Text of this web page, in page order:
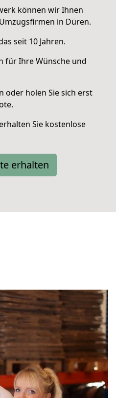
können wir Ihnen
in Düren.
seit 10 Jahren.
für Ihre Wünsche und
oder holen Sie sich erst
Sie kostenlose
erhalten